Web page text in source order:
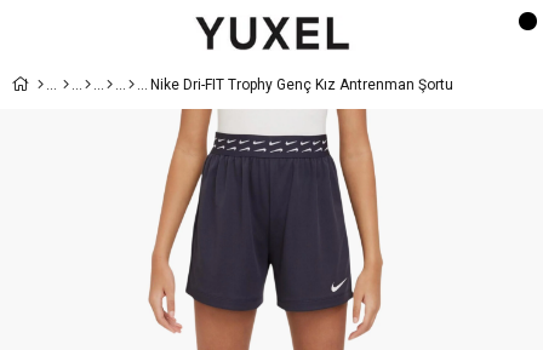
Nike Dri-FIT Trophy Genç Kız Antrenman Şortu